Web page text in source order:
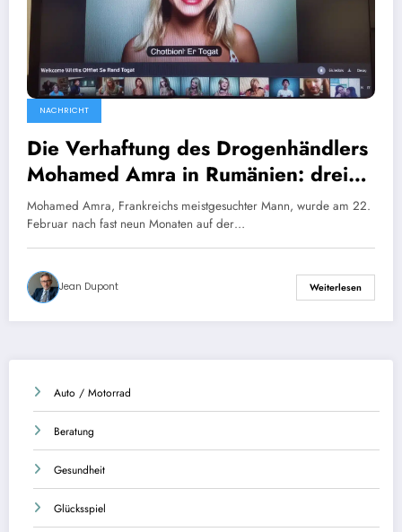
NACHRICHT
Die Verhaftung des Drogenhändlers
Mohamed Amra in Rumänien: drei
interessante Verbindungen zu
Marseille
Mohamed Amra, Frankreichs meistgesuchter Mann, wurde am 22.
Februar nach fast neun Monaten auf der…
Jean Dupont Weiterlesen
Auto / Motorrad
Beratung
Gesundheit
Glücksspiel